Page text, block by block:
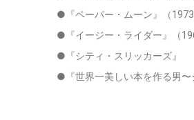
●『ペーパー・ムーン』（1973
●『イージー・ライダー』（
●『シティ・スリッカーズ』
●『世界一美しい本を作る男〜